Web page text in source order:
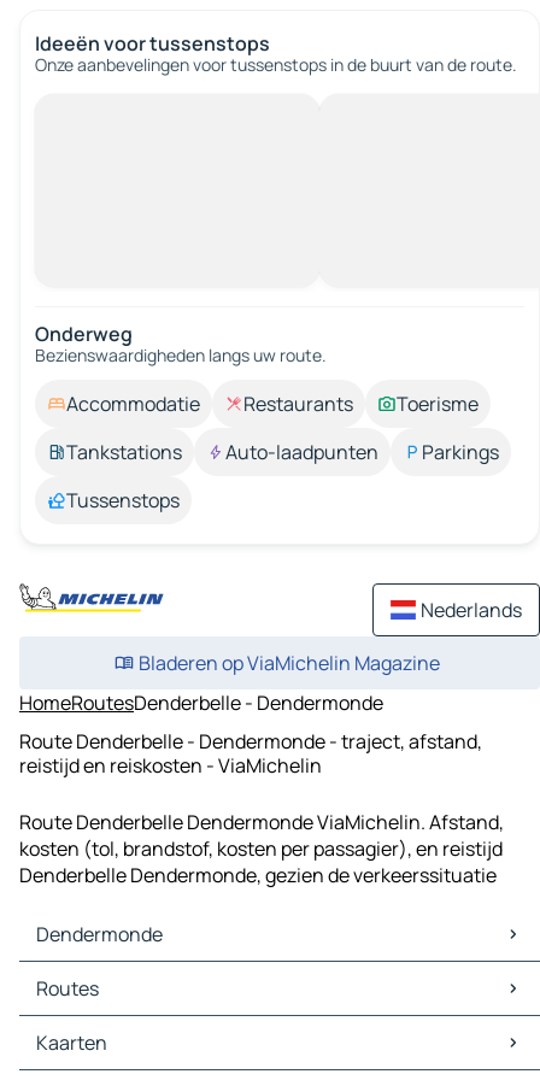
Ideeën voor tussenstops
Onze aanbevelingen voor tussenstops in de buurt van de route.
Onderweg
Bezienswaardigheden langs uw route.
Accommodatie Restaurants
Toerisme
Tankstations
Auto-laadpunten
Parkings
Tussenstops
Nederlands
Bladeren op ViaMichelin Magazine
HomeRoutesDenderbelle - Dendermonde
Route Denderbelle - Dendermonde - traject, afstand,
reistijd en reiskosten - ViaMichelin
Route Denderbelle Dendermonde ViaMichelin. Afstand,
kosten (tol, brandstof, kosten per passagier), en reistijd
Denderbelle Dendermonde, gezien de verkeerssituatie
Dendermonde
Dendermonde Kaarten
Dendermonde Verkeer
Dendermonde Hotels
Dendermonde Restaurants
Routes
Routes Dendermonde - Brussel
Routes Dendermonde - Antwerpen
Kaarten